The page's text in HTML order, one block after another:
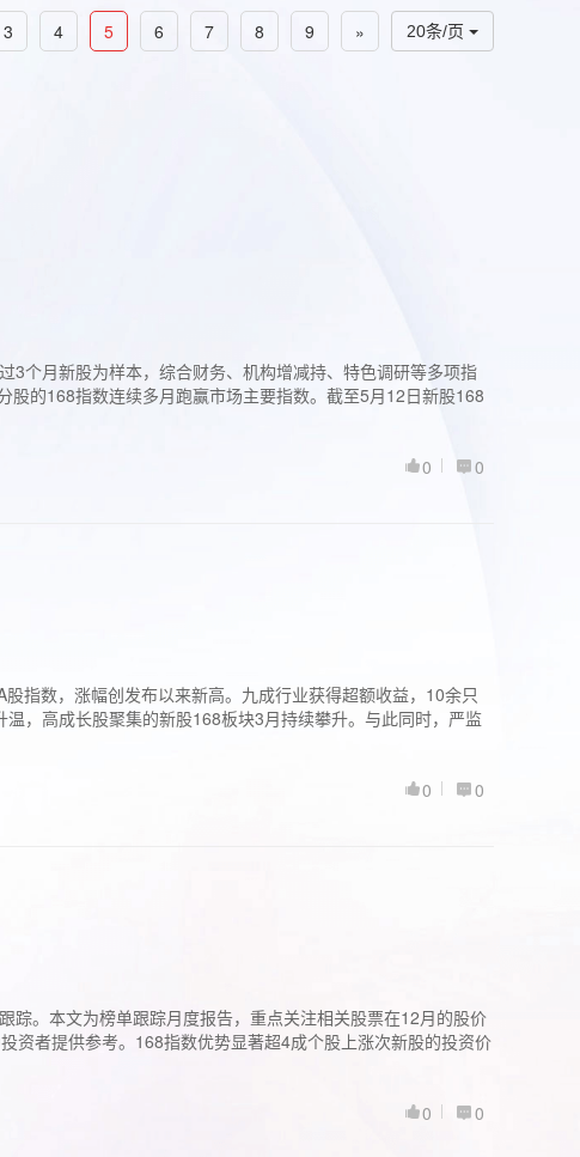
20条/页
3 4 5 6 7 8 9 »
3个月新股为样本，综合财务、机构增减持、特色调研等多项指
的168指数连续多月跑赢市场主要指数。截至5月12日新股168
0
0
指数，涨幅创发布以来新高。九成行业获得超额收益，10余只
，高成长股聚集的新股168板块3月持续攀升。与此同时，严监
0
0
踪。本文为榜单跟踪月度报告，重点关注相关股票在12月的股价
资者提供参考。168指数优势显著超4成个股上涨次新股的投资价
0
0